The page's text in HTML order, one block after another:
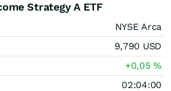
Strategy A ETF
NYSE Arca
9,790 USD
+0,05%
02:04:00